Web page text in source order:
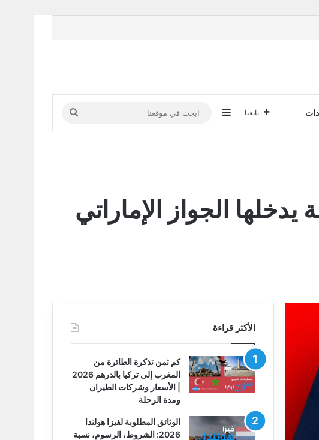
تابعنا إضافة عمود جانبي
ابحث
في
فيزا للإماراتيين | 2026 | 180 دولة يدخلها الجواز الإماراتي
الأكثر قراءة
كم ثمن تذكرة الطائرة من
المغرب إلى تركيا بالدرهم 2026
| الأسعار وشركات الطيران
ومدة الرحلة
الوثائق المطلوبة لفيزا هولندا
2026: الشروط، الرسوم، نسبة